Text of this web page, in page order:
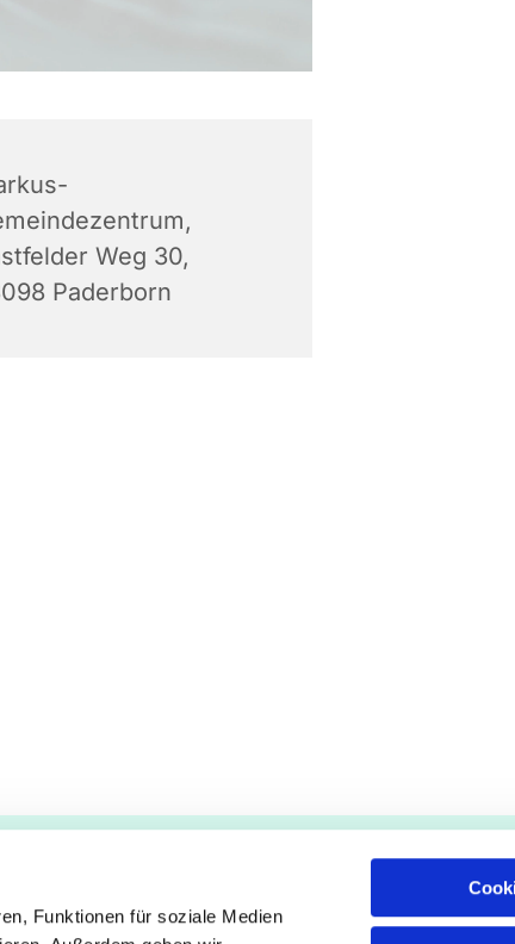
Funktionen für soziale Medien
Weg 30,
Paderborn
Pfarrämter